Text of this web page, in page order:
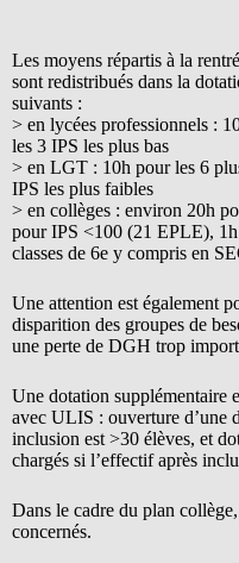
Les moyens répartis à la
sont redistribués dans la
suivants :
> en lycées professionnels :
les 3 IPS les plus bas
> en LGT : 10h pour les 6
IPS les plus faibles
> en collèges : environ 20h
pour IPS <100 (21 EPLE),
classes de 6e y compris en
Une attention est également
disparition des groupes de
une perte de DGH trop
Une dotation supplémentaire
avec ULIS : ouverture d’une
inclusion est >30 élèves, et
chargés si l’effectif après
Dans le cadre du plan
concernés.